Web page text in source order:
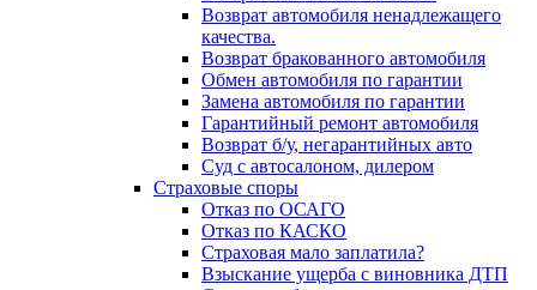
Возврат автомобиля ненадлежащего
качества.
Возврат бракованного автомобиля
Обмен автомобиля по гарантии
Замена автомобиля по гарантии
Гарантийный ремонт автомобиля
Возврат б/у, негарантийных авто
Суд с автосалоном, дилером
Страховые споры
Отказ по ОСАГО
Отказ по КАСКО
Страховая мало заплатила?
Взыскание ущерба с виновника ДТП